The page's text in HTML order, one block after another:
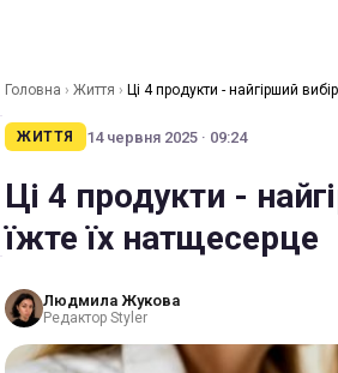
Головна › Життя › Ці 4 продукти - найгірший
ЖИТТЯ 14 червня 2025 · 09:24
Ці 4 продукти -
їжте їх натщесерце
Людмила Жукова
Редактор Styler